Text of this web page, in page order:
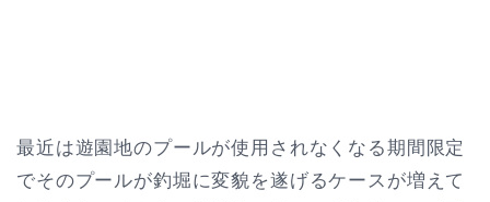
最近は遊園地のプールが使用されなくなる期間限定
でそのプールが釣堀に変貌を遂げるケースが増えて